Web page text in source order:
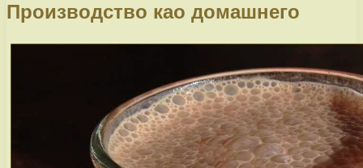
Производство као домашнего